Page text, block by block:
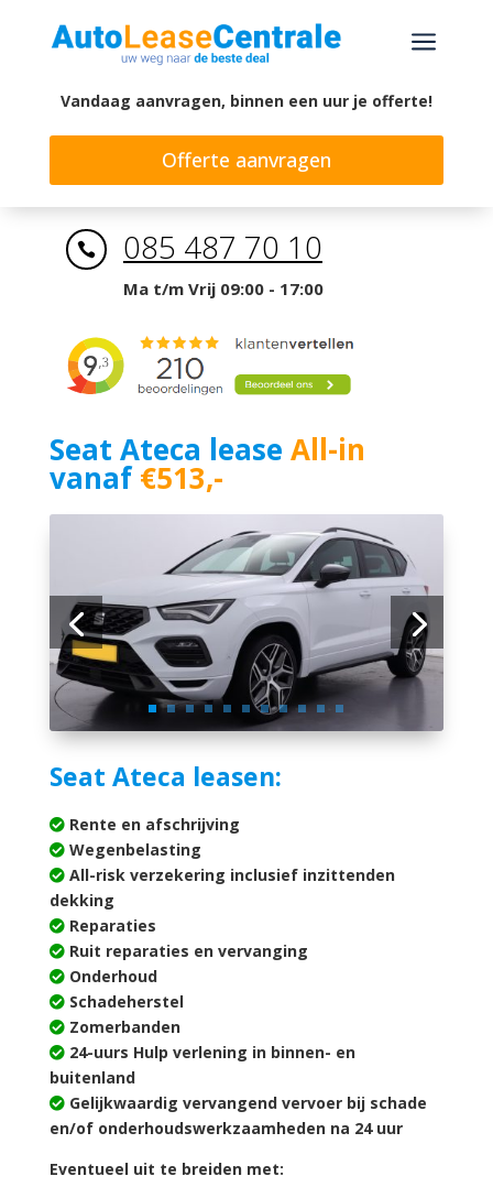
a
Vandaag aanvragen, binnen een uur je offerte!
Offerte aanvragen
 085 487 70 10
Ma t/m Vrij 09:00 - 17:00
Seat Ateca lease All-in
vanaf€513,-
Seat Ateca leasen:
Rente en afschrijving
Wegenbelasting
All-risk verzekering inclusief inzittenden
dekking
Reparaties
Ruit reparaties en vervanging
Onderhoud
Schadeherstel
Zomerbanden
24-uurs Hulp verlening in binnen- en
buitenland
Gelijkwaardig vervangend vervoer bij schade
en/of onderhoudswerkzaamheden na 24 uur
Eventueel uit te breiden met: